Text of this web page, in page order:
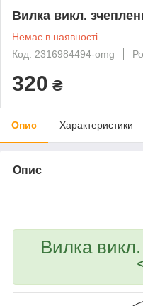
Вилка викл.
Немає в наявності
Код: 2316984494-omg
320 ₴
Опис Характеристики
Опис
Вилка викл.